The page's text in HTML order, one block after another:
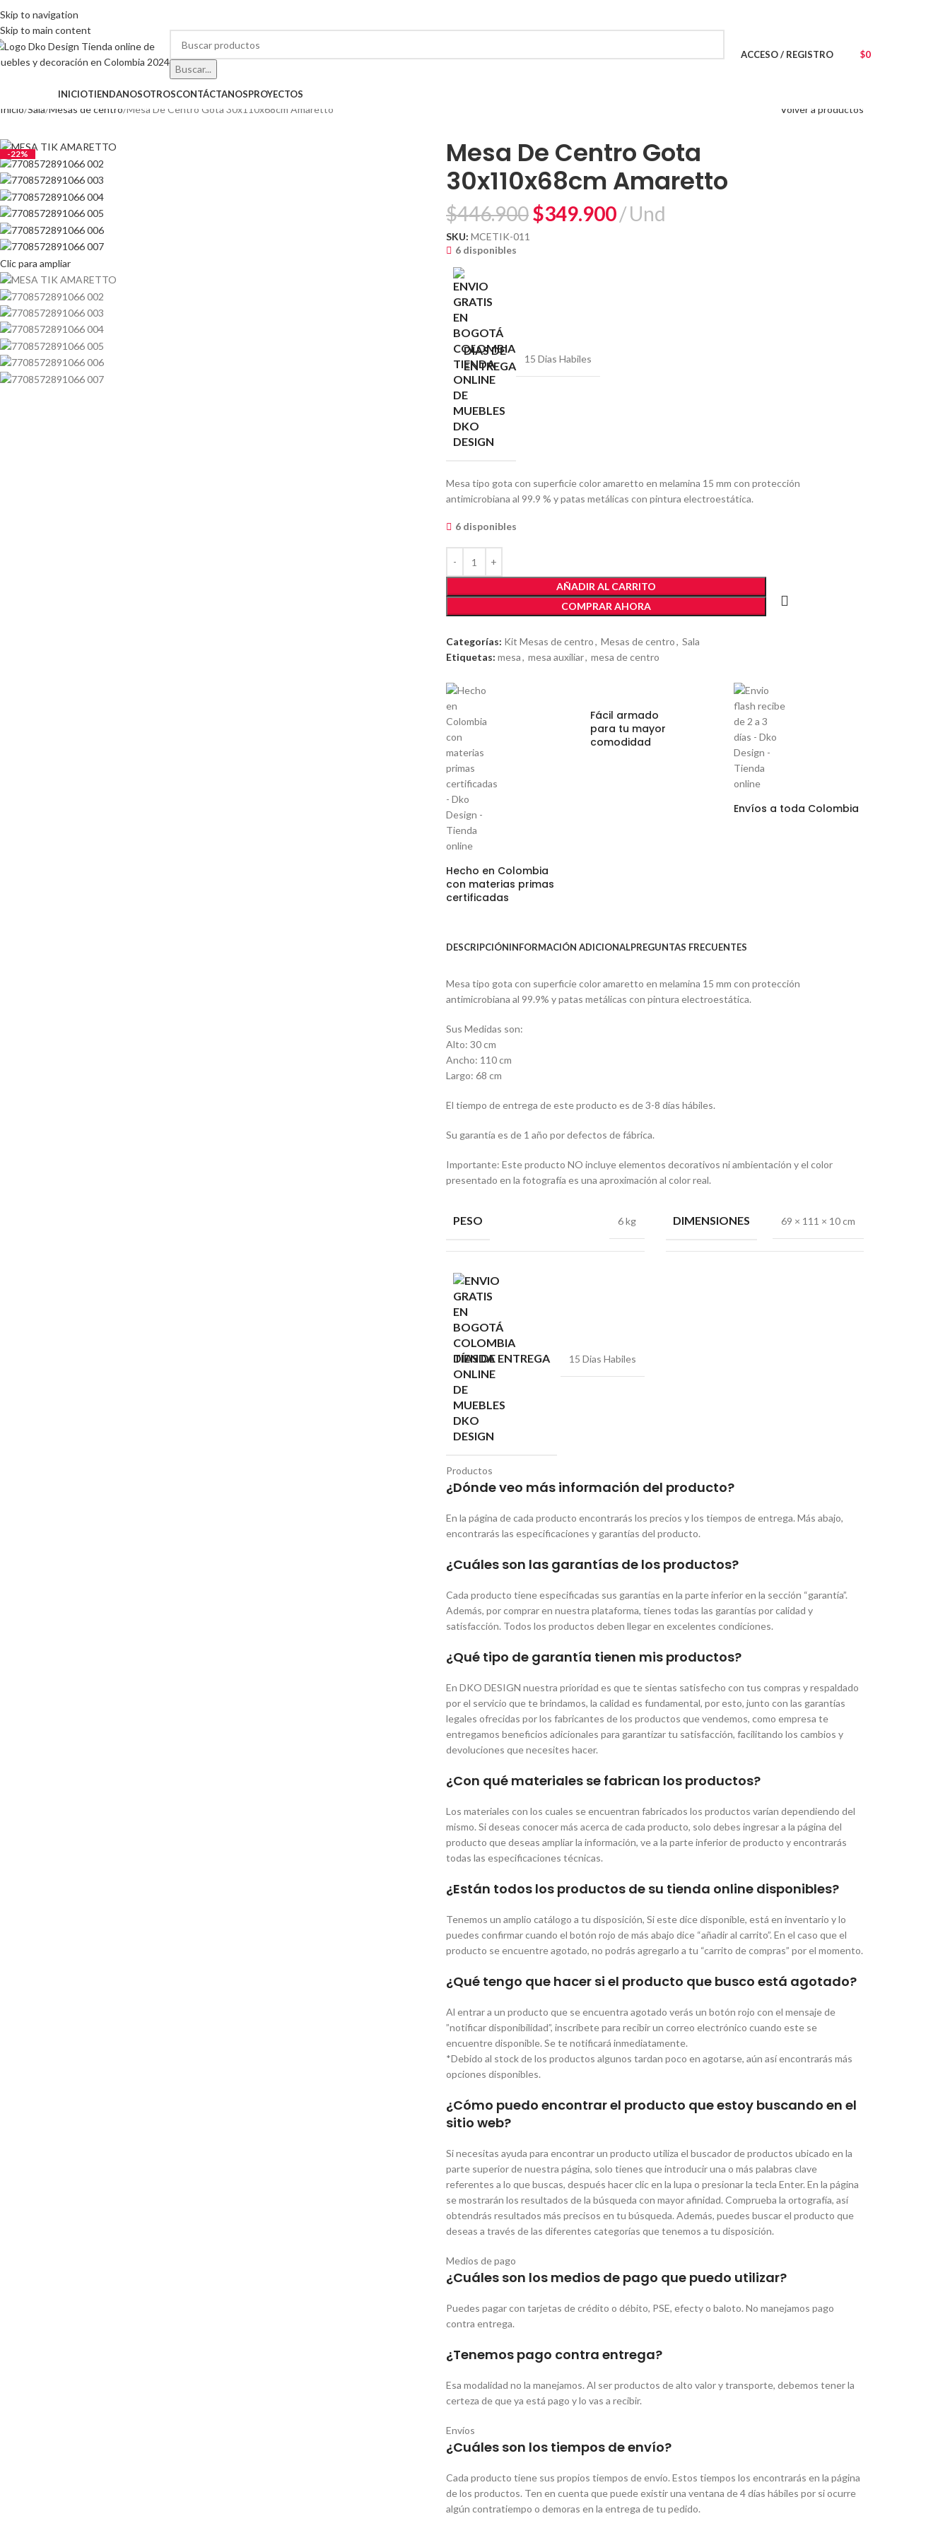
Skip to navigation
Skip to main content
Buscar...
ACCESO / REGISTRO $0
INICIOTIENDANOSOTROSCONTÁCTANOSPROYECTOS
Inicio Sala Mesas de centro Mesa De Centro Gota 30x110x68cm Amaretto Volver a productos
-22%
Clic para ampliar
Mesa De Centro Gota
30x110x68cm Amaretto
$446.900$349.900 Und
SKU: MCETIK-011
6 disponibles
DÍAS DE
ENTREGA
15 Dias Habiles
Mesa tipo gota con superficie color amaretto en melamina 15 mm con protección
antimicrobiana al 99.9 % y patas metálicas con pintura electroestática.
6 disponibles
AÑADIR AL CARRITO
COMPRAR AHORA
Categorías: Kit Mesas de centro, Mesas de centro, Sala
Etiquetas: mesa, mesa auxiliar, mesa de centro
Hecho en Colombia
con materias primas
certificadas
Fácil armado
para tu mayor
comodidad
Envíos a toda Colombia
DESCRIPCIÓNINFORMACIÓN ADICIONALPREGUNTAS FRECUENTES
Mesa tipo gota con superficie color amaretto en melamina 15 mm con protección
antimicrobiana al 99.9% y patas metálicas con pintura electroestática.
Sus Medidas son:
Alto: 30 cm
Ancho: 110 cm
Largo: 68 cm
El tiempo de entrega de este producto es de 3-8 días hábiles.
Su garantía es de 1 año por defectos de fábrica.
Importante: Este producto NO incluye elementos decorativos ni ambientación y el color
presentado en la fotografía es una aproximación al color real.
PESO 6 kg DIMENSIONES 69 × 111 × 10 cm
DÍAS DE ENTREGA 15 Dias Habiles
Productos
¿Dónde veo más información del producto?
En la página de cada producto encontrarás los precios y los tiempos de entrega. Más abajo,
encontrarás las especificaciones y garantías del producto.
¿Cuáles son las garantías de los productos?
Cada producto tiene especificadas sus garantías en la parte inferior en la sección “garantía”.
Además, por comprar en nuestra plataforma, tienes todas las garantías por calidad y
satisfacción. Todos los productos deben llegar en excelentes condiciones.
¿Qué tipo de garantía tienen mis productos?
En DKO DESIGN nuestra prioridad es que te sientas satisfecho con tus compras y respaldado
por el servicio que te brindamos, la calidad es fundamental, por esto, junto con las garantías
legales ofrecidas por los fabricantes de los productos que vendemos, como empresa te
entregamos beneficios adicionales para garantizar tu satisfacción, facilitando los cambios y
devoluciones que necesites hacer.
¿Con qué materiales se fabrican los productos?
Los materiales con los cuales se encuentran fabricados los productos varían dependiendo del
mismo. Si deseas conocer más acerca de cada producto, solo debes ingresar a la página del
producto que deseas ampliar la información, ve a la parte inferior de producto y encontrarás
todas las especificaciones técnicas.
¿Están todos los productos de su tienda online disponibles?
Tenemos un amplio catálogo a tu disposición, Si este dice disponible, está en inventario y lo
puedes confirmar cuando el botón rojo de más abajo dice “añadir al carrito”. En el caso que el
producto se encuentre agotado, no podrás agregarlo a tu “carrito de compras” por el momento.
¿Qué tengo que hacer si el producto que busco está agotado?
Al entrar a un producto que se encuentra agotado verás un botón rojo con el mensaje de
”notificar disponibilidad”, inscríbete para recibir un correo electrónico cuando este se
encuentre disponible. Se te notificará inmediatamente.
*Debido al stock de los productos algunos tardan poco en agotarse, aún así encontrarás más
opciones disponibles.
¿Cómo puedo encontrar el producto que estoy buscando en el
sitio web?
Si necesitas ayuda para encontrar un producto utiliza el buscador de productos ubicado en la
parte superior de nuestra página, solo tienes que introducir una o más palabras clave
referentes a lo que buscas, después hacer clic en la lupa o presionar la tecla Enter. En la página
se mostrarán los resultados de la búsqueda con mayor afinidad. Comprueba la ortografía, así
obtendrás resultados más precisos en tu búsqueda. Además, puedes buscar el producto que
deseas a través de las diferentes categorías que tenemos a tu disposición.
Medios de pago
¿Cuáles son los medios de pago que puedo utilizar?
Puedes pagar con tarjetas de crédito o débito, PSE, efecty o baloto. No manejamos pago
contra entrega.
¿Tenemos pago contra entrega?
Esa modalidad no la manejamos. Al ser productos de alto valor y transporte, debemos tener la
certeza de que ya está pago y lo vas a recibir.
Envíos
¿Cuáles son los tiempos de envío?
Cada producto tiene sus propios tiempos de envío. Estos tiempos los encontrarás en la página
de los productos. Ten en cuenta que puede existir una ventana de 4 días hábiles por si ocurre
algún contratiempo o demoras en la entrega de tu pedido.